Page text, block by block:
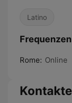
Latino
Rome: Online
Kontakte